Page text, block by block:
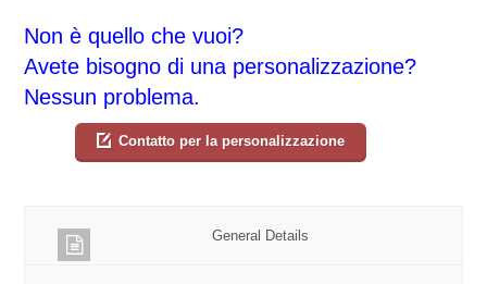
Non è quello che vuoi?
Avete bisogno di una personalizzazione?
Nessun problema.
Contatto per la personalizzazione
General Details